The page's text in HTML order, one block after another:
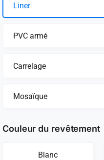
Liner
PVC armé
Carrelage
Mosaïque
Couleur du revêtement
Blanc